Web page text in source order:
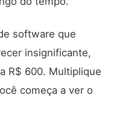
software que
insignificante,
R$ 600. Multiplique
começa a ver o